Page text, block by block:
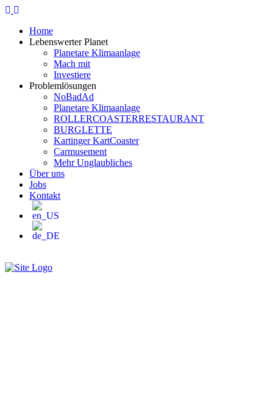
Home
Lebenswerter Planet
Planetare Klimaanlage
Mach mit
Investiere
Problemlösungen
NoBadAd
Planetare Klimaanlage
ROLLERCOASTERRESTAURANT
BURGLETTE
Kartinger KartCoaster
Carmusement
Mehr Unglaubliches
Über uns
Jobs
Kontakt